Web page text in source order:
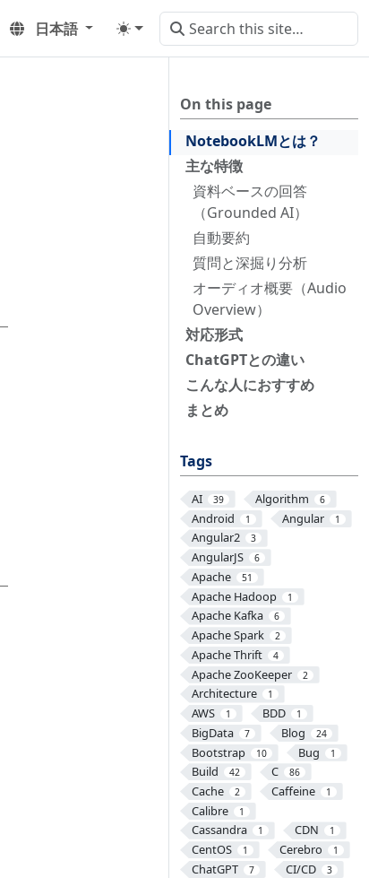
日本語
On this page
NotebookLMとは？
主な特徴
資料ベースの回答
（Grounded AI）
自動要約
質問と深掘り分析
オーディオ概要（Audio
Overview）
対応形式
ChatGPTとの違い
こんな人におすすめ
まとめ
Tags
AI 39 Algorithm 6
Android 1 Angular 1
Angular2 3
AngularJS 6
Apache 51
Apache Hadoop 1
Apache Kafka 6
Apache Spark 2
Apache Thrift 4
Apache ZooKeeper 2
Architecture 1
AWS 1 BDD 1
BigData 7 Blog 24
Bootstrap 10 Bug 1
Build 42 C 86
Cache 2 Caffeine 1
Calibre 1
Cassandra 1 CDN 1
CentOS 1 Cerebro 1
ChatGPT 7 CI/CD 3